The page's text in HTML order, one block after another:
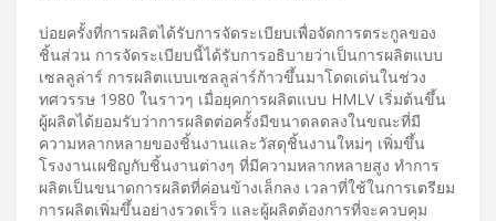
บ่อยครั้งที่การผลิตได้รับการจัดระเบียบเพื่อจัดการตระกูลของ
ชิ้นส่วน การจัดระเบียบนี้ได้รับการอธิบายว่าเป็นการผลิตแบบ
เซลลูล่าร์ การผลิตแบบเซลลูล่าร์ก้าวขึ้นมาโดดเด่นในช่วง
ทศวรรษ 1980 ในราวๆ เมื่อยุคการผลิตแบบ HMLV เริ่มต้นขึ้น
ผู้ผลิตได้ยอมรับว่าการผลิตต่อครั้งมีขนาดลดลงในขณะที่มี
ความหลากหลายของชิ้นงานและวัสดุชิ้นงานใหม่ๆ เพิ่มขึ้น
โรงงานเผชิญกับชิ้นงานต่างๆ ที่มีความหลากหลายสูง ทำการ
ผลิตเป็นขนาดการผลิตที่ค่อนข้างเล็กลง เวลาที่ใช้ในการเตรียม
การผลิตเพิ่มขึ้นอย่างรวดเร็ว และผู้ผลิตต้องการที่จะควบคุม